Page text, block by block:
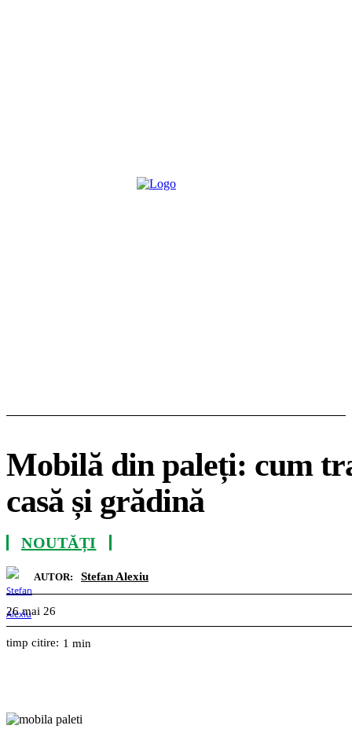
Mobilă din paleți: cum
casă și grădină
NOUTĂȚI
AUTOR: Stefan Alexiu
26 mai 26
timp citire: 1 min